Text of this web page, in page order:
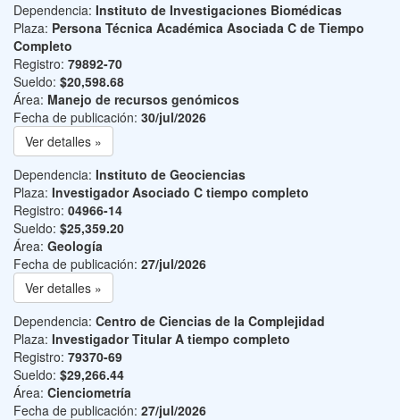
Dependencia: Instituto de Investigaciones Biomédicas
Plaza: Persona Técnica Académica Asociada C de Tiempo
Completo
Registro: 79892-70
Sueldo: $20,598.68
Área: Manejo de recursos genómicos
Fecha de publicación: 30/jul/2026
Ver detalles »
Dependencia: Instituto de Geociencias
Plaza: Investigador Asociado C tiempo completo
Registro: 04966-14
Sueldo: $25,359.20
Área: Geología
Fecha de publicación: 27/jul/2026
Ver detalles »
Dependencia: Centro de Ciencias de la Complejidad
Plaza: Investigador Titular A tiempo completo
Registro: 79370-69
Sueldo: $29,266.44
Área: Cienciometría
Fecha de publicación: 27/jul/2026